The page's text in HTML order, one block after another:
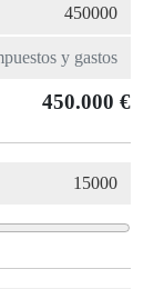
450.000 €